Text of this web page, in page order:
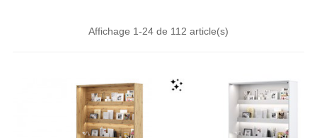
Affichage 1-24 de 112 article(s)